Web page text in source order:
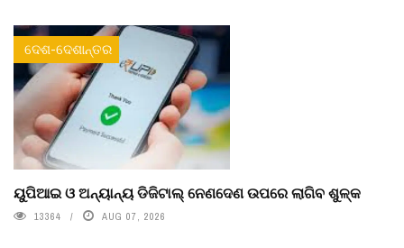
ଦେଶ-ଦେଶାନ୍ତର
ୟୁପିଆଇ ଓ ଅନ୍ୟାନ୍ୟ ଡିଜିଟାଲ୍ ନେଣଦେଣ ଉପରେ ଲାଗିବ ଶୁଳ୍କ
13364 AUG 07, 2026